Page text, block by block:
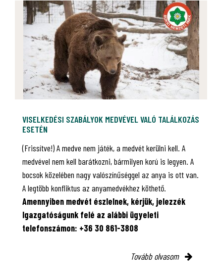
VISELKEDÉSI SZABÁLYOK MEDVÉVEL VALÓ TALÁLKOZÁS
ESETÉN
(Frissítve!) A medve nem játék, a medvét kerülni kell. A
medvével nem kell barátkozni, bármilyen korú is legyen. A
bocsok közelében nagy valószínűséggel az anya is ott van.
A legtöbb konfliktus az anyamedvékhez köthető.
Amennyiben medvét észlelnek, kérjük, jelezzék
Igazgatóságunk felé az alábbi ügyeleti
telefonszámon: +36 30 861-3808
Tovább olvasom